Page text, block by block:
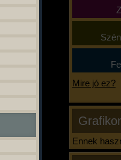
Mire jó ez?
Ennek